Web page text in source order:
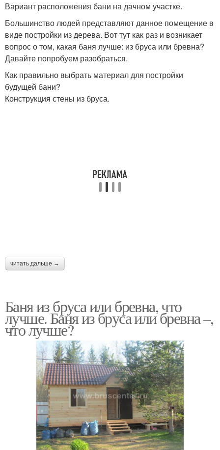
Вариант расположения бани на дачном участке.
Большинство людей представляют данное помещение в
виде постройки из дерева. Вот тут как раз и возникает
вопрос о том, какая баня лучше: из бруса или бревна?
Давайте попробуем разобраться.
Как правильно выбрать материал для постройки
будущей бани?
Конструкция стены из бруса.
читать дальше →
Баня из бруса или бревна, что
лучше. Баня из бруса или бревна –,
что лучше?